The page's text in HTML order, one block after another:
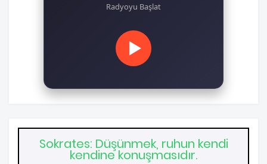
Radyoyu Başlat
Sokrates: Düşünmek, ruhun kendi
kendine konuşmasıdır.